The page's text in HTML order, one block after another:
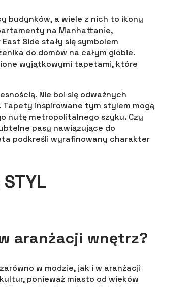
budynków, a wiele z nich to ikony
na Manhattanie,
Side stały się symbolem
do domów na całym globie.
wyjątkowymi tapetami, które
Nie boi się odważnych
inspirowane tym stylem mogą
nutę metropolitalnego szyku. Czy
pasy nawiązujące do
podkreśli wyrafinowany charakter
aranżacji wnętrz?
w modzie, jak i w aranżacji
ponieważ miasto od wieków